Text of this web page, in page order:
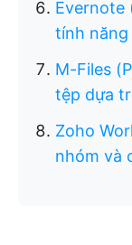
Evernote
tính
M-Files
tệp dựa
Zoho
nhóm và